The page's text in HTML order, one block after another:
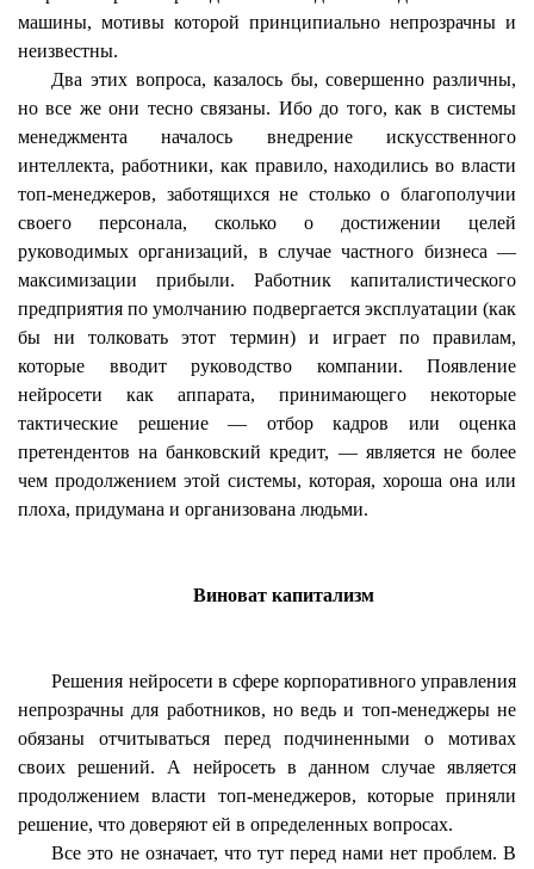
машины, мотивы которой принципиально непрозрачны и
неизвестны.
Два этих вопроса, казалось бы, совершенно различны,
но все же они тесно связаны. Ибо до того, как в системы
менеджмента началось внедрение искусственного
интеллекта, работники, как правило, находились во власти
топ-менеджеров, заботящихся не столько о благополучии
своего персонала, сколько о достижении целей
руководимых организаций, в случае частного бизнеса —
максимизации прибыли. Работник капиталистического
предприятия по умолчанию подвергается эксплуатации (как
бы ни толковать этот термин) и играет по правилам,
которые вводит руководство компании. Появление
нейросети как аппарата, принимающего некоторые
тактические решение — отбор кадров или оценка
претендентов на банковский кредит, — является не более
чем продолжением этой системы, которая, хороша она или
плоха, придумана и организована людьми.
Виноват капитализм
Решения нейросети в сфере корпоративного управления
непрозрачны для работников, но ведь и топ-менеджеры не
обязаны отчитываться перед подчиненными о мотивах
своих решений. А нейросеть в данном случае является
продолжением власти топ-менеджеров, которые приняли
решение, что доверяют ей в определенных вопросах.
Все это не означает, что тут перед нами нет проблем. В